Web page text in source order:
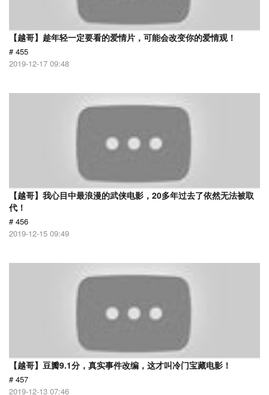
【越哥】趁年轻一定要看的爱情片，可能会改变你的爱情观！
# 455
2019-12-17 09:48
【越哥】我心目中最浪漫的武侠电影，20多年过去了依然无法被取
代！
# 456
2019-12-15 09:49
【越哥】豆瓣9.1分，真实事件改编，这才叫冷门宝藏电影！
# 457
2019-12-13 07:46